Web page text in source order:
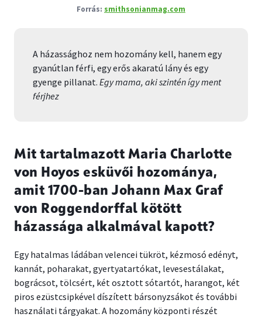
smithsonianmag.com
A házassághoz nem hozomány kell, hanem egy
gyanútlan férfi, egy erős akaratú lány és egy
gyenge pillanat. Egy mama, aki szintén így ment
férjhez
Mit tartalmazott Maria Charlotte
von Hoyos esküvői hozománya,
amit 1700-ban Johann Max Graf
von Roggendorffal kötött
házassága alkalmával kapott?
Egy hatalmas ládában velencei tükröt, kézmosó edényt,
kannát, poharakat, gyertyatartókat, levesestálakat,
bográcsot, tölcsért, két osztott sótartót, harangot, két
piros ezüstcsipkével díszített bársonyzsákot és további
használati tárgyakat. A hozomány központi részét